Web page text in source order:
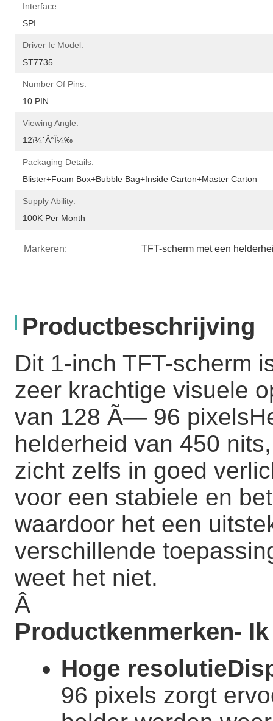
Interface:
SPI
Driver Ic Model:
ST7735
Number Of Pins:
10 PIN
Viewing Angle:
12ï¼ˆÂ°ï¼‰
Packaging Details:
Blister+foam Box+bubble Bag+inside Carton+master Carton
Supply Ability:
100K Per Month
Markeren: TFT-scherm met een
Productbeschrijving
Dit 1-inch TFT-scherm
zeer krachtige visuele
van 128 Ã— 96
helderheid van 450
zicht zelfs in goed
voor een stabiele en
waardoor het een
verschillende
weet het niet.
Â
Productkenmerken-
Hoge resolutie
96 pixels zorgt